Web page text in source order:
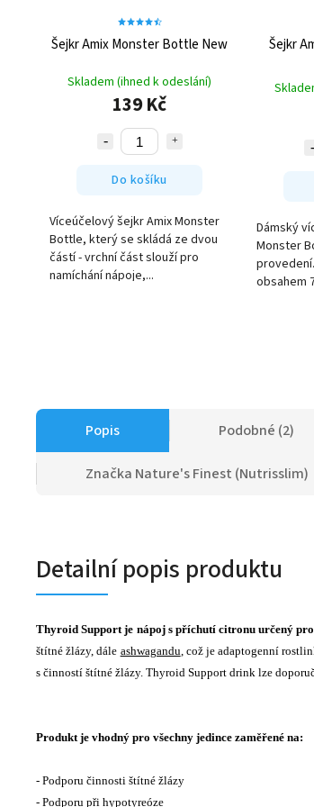
Šejkr Amix Monster Bottle New
Skladem (ihned k odeslání)
139 Kč
Do košíku
Víceúčelový šejkr Amix Monster
Bottle, který se skládá ze dvou
částí - vrchní část slouží pro
namíchání nápoje,...
Šejkr
Dámský
Monster
obsahem
Popis Podobné (2)
Značka Nature's Finest (Nutrisslim)
Detailní popis produktu
Thyroid Support je nápoj s příchutí citronu určený
štítné žlázy, dále ashwagandu, což je adaptogenní
s činností štítné žlázy. Thyroid Support drink lze
Produkt je vhodný pro všechny jedince zaměřené na:
- Podporu činnosti štítné žlázy
- Podporu při hypotyreóze